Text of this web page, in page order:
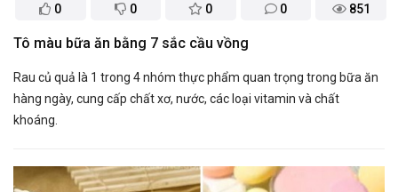
0 0 0 0 851
Tô màu bữa ăn bằng 7 sắc cầu vồng
Rau củ quả là 1 trong 4 nhóm thực phẩm quan trọng trong bữa ăn
hàng ngày, cung cấp chất xơ, nước, các loại vitamin và chất
khoáng.